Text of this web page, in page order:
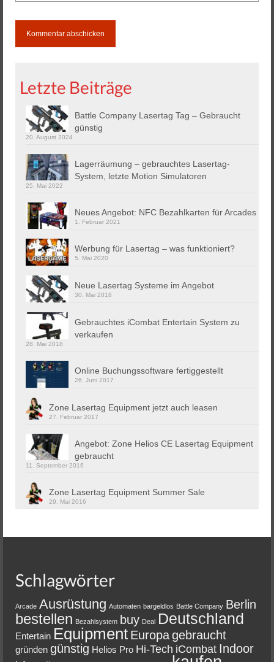
Letzte Beiträge
Battle Company Lasertag Tag – Gebraucht
günstig
20. August 2024
Lagerräumung – gebrauchtes Lasertag-
System, letzte Motion Simulatoren
25. Mai 2022
Neues Angebot: NFC Bezahlkarten für Arcades
1. Februar 2021
Werbung für Lasertag – was funktioniert?
5. Mai 2020
Neue Lasertag Systeme im Angebot
30. Mai 2018
Gebrauchtes iCombat Entertain System zu
verkaufen
28. Mai 2018
Online Buchungssoftware fertiggestellt
26. Juni 2017
Zone Lasertag Equipment jetzt auch leasen
27. Februar 2017
Angebot: Zone Helios CE Lasertag Equipment
gebraucht
11. September 2016
Zone Lasertag Equipment Summer Sale
29. Mai 2016
Schlagwörter
Arcade Ausrüstung Automaten bargeldlos Battle Company Berlin
bestellen Bezahlsystem buy Deal Deutschland
Entertain Equipment Europagebraucht
gründen günstig Helios Pro Hi-Tech iCombat Indoor